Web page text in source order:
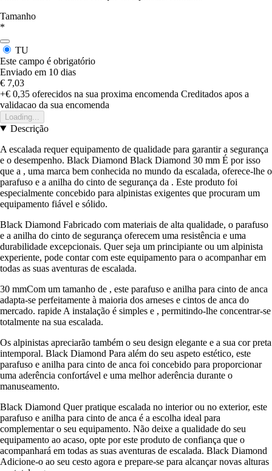
Tamanho
*
TU
Este campo é obrigatório
Enviado em 10 dias
€ 7,03
+€ 0,35 oferecidos na sua proxima encomenda Creditados apos a
validacao da sua encomenda
Loading...
Descrição
A escalada requer equipamento de qualidade para garantir a segurança
e o desempenho. Black Diamond Black Diamond 30 mm É por isso
que a , uma marca bem conhecida no mundo da escalada, oferece-lhe o
parafuso e a anilha do cinto de segurança da . Este produto foi
especialmente concebido para alpinistas exigentes que procuram um
equipamento fiável e sólido.
Black Diamond Fabricado com materiais de alta qualidade, o parafuso
e a anilha do cinto de segurança oferecem uma resistência e uma
durabilidade excepcionais. Quer seja um principiante ou um alpinista
experiente, pode contar com este equipamento para o acompanhar em
todas as suas aventuras de escalada.
30 mmCom um tamanho de , este parafuso e anilha para cinto de anca
adapta-se perfeitamente à maioria dos arneses e cintos de anca do
mercado. rapide A instalação é simples e , permitindo-lhe concentrar-se
totalmente na sua escalada.
Os alpinistas apreciarão também o seu design elegante e a sua cor preta
intemporal. Black Diamond Para além do seu aspeto estético, este
parafuso e anilha para cinto de anca foi concebido para proporcionar
uma aderência confortável e uma melhor aderência durante o
manuseamento.
Black Diamond Quer pratique escalada no interior ou no exterior, este
parafuso e anilha para cinto de anca é a escolha ideal para
complementar o seu equipamento. Não deixe a qualidade do seu
equipamento ao acaso, opte por este produto de confiança que o
acompanhará em todas as suas aventuras de escalada. Black Diamond
Adicione-o ao seu cesto agora e prepare-se para alcançar novas alturas